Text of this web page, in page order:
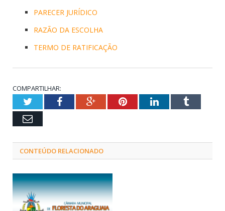
PARECER JURÍDICO
RAZÃO DA ESCOLHA
TERMO DE RATIFICAÇÃO
COMPARTILHAR:
TwitterFacebookGoogle+PinterestLinkedInTumblr
Email
CONTEÚDO RELACIONADO